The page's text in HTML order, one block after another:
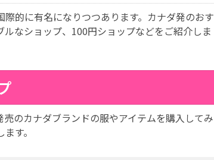
的に有名になりつつあります。カナダ発のおす
なショップ、100円ショップなどをご紹介しま
のカナダブランドの服やアイテムを購入してみ
す。